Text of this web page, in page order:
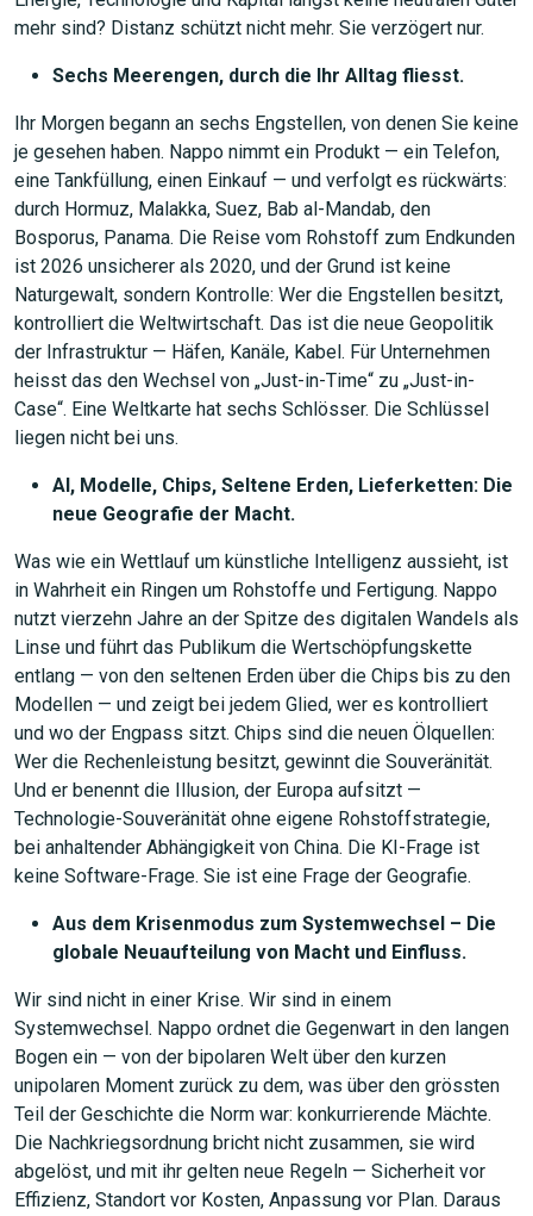
mehr sind? Distanz schützt nicht mehr. Sie verzögert nur.
Sechs Meerengen, durch die Ihr Alltag fliesst.
Ihr Morgen begann an sechs Engstellen, von denen Sie keine
je gesehen haben. Nappo nimmt ein Produkt — ein Telefon,
eine Tankfüllung, einen Einkauf — und verfolgt es rückwärts:
durch Hormuz, Malakka, Suez, Bab al-Mandab, den
Bosporus, Panama. Die Reise vom Rohstoff zum Endkunden
ist 2026 unsicherer als 2020, und der Grund ist keine
Naturgewalt, sondern Kontrolle: Wer die Engstellen besitzt,
kontrolliert die Weltwirtschaft. Das ist die neue Geopolitik
der Infrastruktur — Häfen, Kanäle, Kabel. Für Unternehmen
heisst das den Wechsel von „Just-in-Time“ zu „Just-in-
Case“. Eine Weltkarte hat sechs Schlösser. Die Schlüssel
liegen nicht bei uns.
AI, Modelle, Chips, Seltene Erden, Lieferketten: Die
neue Geografie der Macht.
Was wie ein Wettlauf um künstliche Intelligenz aussieht, ist
in Wahrheit ein Ringen um Rohstoffe und Fertigung. Nappo
nutzt vierzehn Jahre an der Spitze des digitalen Wandels als
Linse und führt das Publikum die Wertschöpfungskette
entlang — von den seltenen Erden über die Chips bis zu den
Modellen — und zeigt bei jedem Glied, wer es kontrolliert
und wo der Engpass sitzt. Chips sind die neuen Ölquellen:
Wer die Rechenleistung besitzt, gewinnt die Souveränität.
Und er benennt die Illusion, der Europa aufsitzt —
Technologie-Souveränität ohne eigene Rohstoffstrategie,
bei anhaltender Abhängigkeit von China. Die KI-Frage ist
keine Software-Frage. Sie ist eine Frage der Geografie.
Aus dem Krisenmodus zum Systemwechsel – Die
globale Neuaufteilung von Macht und Einfluss.
Wir sind nicht in einer Krise. Wir sind in einem
Systemwechsel. Nappo ordnet die Gegenwart in den langen
Bogen ein — von der bipolaren Welt über den kurzen
unipolaren Moment zurück zu dem, was über den grössten
Teil der Geschichte die Norm war: konkurrierende Mächte.
Die Nachkriegsordnung bricht nicht zusammen, sie wird
abgelöst, und mit ihr gelten neue Regeln — Sicherheit vor
Effizienz, Standort vor Kosten, Anpassung vor Plan. Daraus